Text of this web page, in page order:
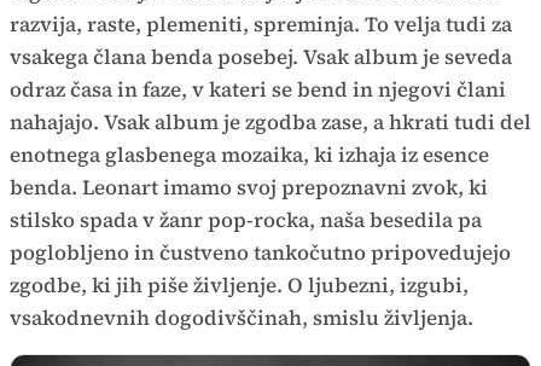
razvija, raste, plemeniti, spreminja. To velja tudi za
vsakega člana benda posebej. Vsak album je seveda
odraz časa in faze, v kateri se bend in njegovi člani
nahajajo. Vsak album je zgodba zase, a hkrati tudi del
enotnega glasbenega mozaika, ki izhaja iz esence
benda. Leonart imamo svoj prepoznavni zvok, ki
stilsko spada v žanr pop-rocka, naša besedila pa
poglobljeno in čustveno tankočutno pripovedujejo
zgodbe, ki jih piše življenje. O ljubezni, izgubi,
vsakodnevnih dogodivščinah, smislu življenja.